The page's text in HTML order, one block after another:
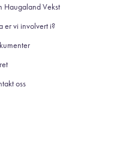
Haugaland Vekst
er vi involvert i?
oss